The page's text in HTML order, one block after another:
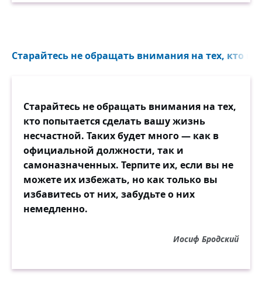
Старайтесь не обращать внимания на тех, кто
Старайтесь не обращать внимания на тех,
кто попытается сделать вашу жизнь
несчастной. Таких будет много — как в
официальной должности, так и
самоназначенных. Терпите их, если вы не
можете их избежать, но как только вы
избавитесь от них, забудьте о них
немедленно.
Иосиф Бродский